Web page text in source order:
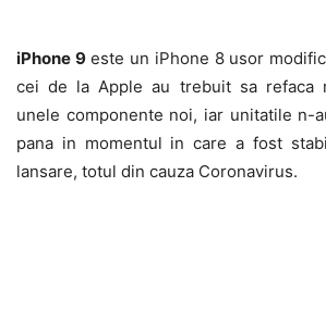
iPhone 9este un iPhone 8 usor
cei de la Apple au trebuit sa refaca
unele componente noi, iar unitatile n-
pana in momentul in care a fost
lansare, totul din cauza Coronavirus.